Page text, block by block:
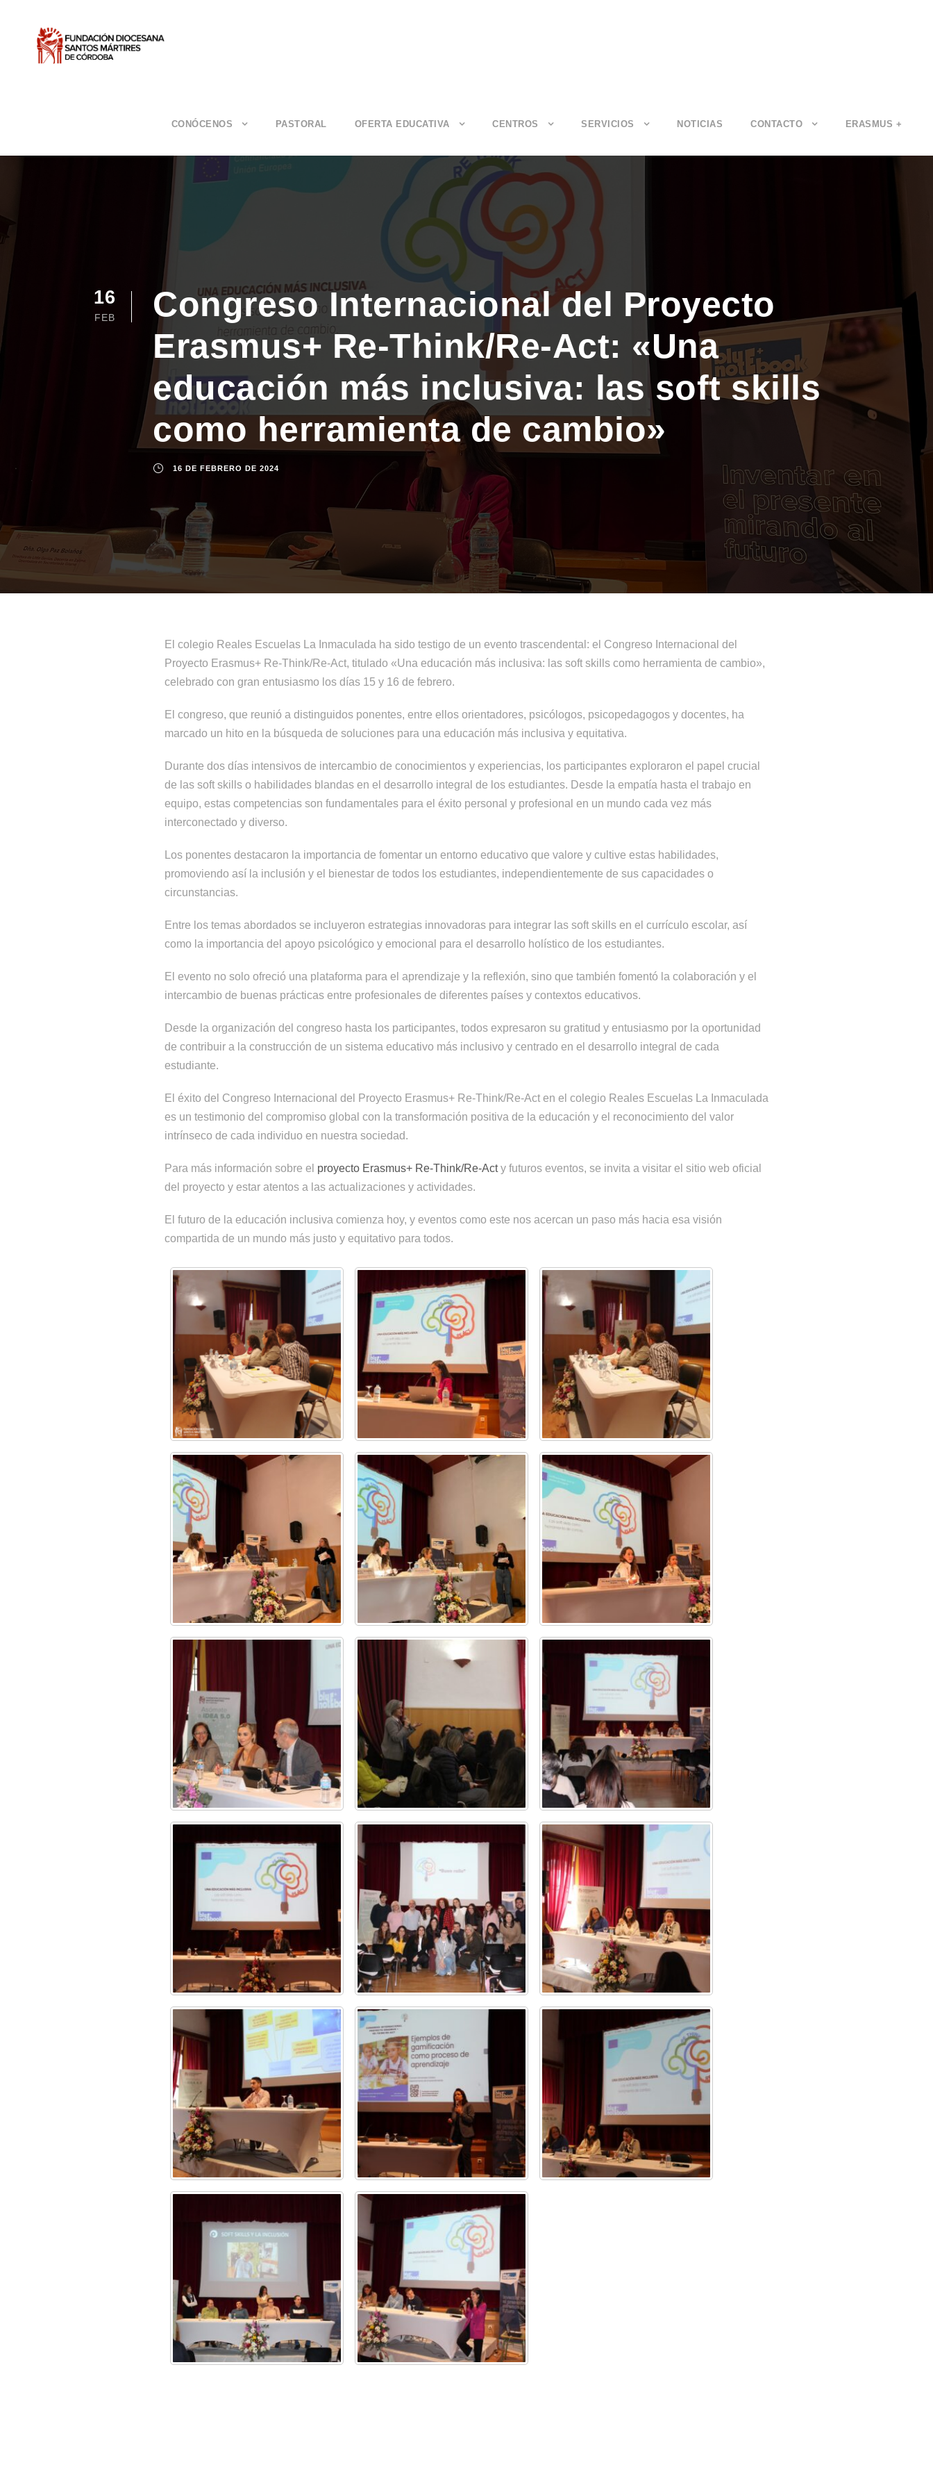
CONÓCENOS PASTORAL OFERTA EDUCATIVA CENTROS SERVICIOS NOTICIAS CONTACTO ERASMUS +
16
FEB
Congreso Internacional del Proyecto
Erasmus+ Re-Think/Re-Act: «Una
educación más inclusiva: las soft skills
como herramienta de cambio»
16 DE FEBRERO DE 2024
El colegio Reales Escuelas La Inmaculada ha sido testigo de un evento trascendental: el Congreso Internacional del
Proyecto Erasmus+ Re-Think/Re-Act, titulado «Una educación más inclusiva: las soft skills como herramienta de cambio»,
celebrado con gran entusiasmo los días 15 y 16 de febrero.
El congreso, que reunió a distinguidos ponentes, entre ellos orientadores, psicólogos, psicopedagogos y docentes, ha
marcado un hito en la búsqueda de soluciones para una educación más inclusiva y equitativa.
Durante dos días intensivos de intercambio de conocimientos y experiencias, los participantes exploraron el papel crucial
de las soft skills o habilidades blandas en el desarrollo integral de los estudiantes. Desde la empatía hasta el trabajo en
equipo, estas competencias son fundamentales para el éxito personal y profesional en un mundo cada vez más
interconectado y diverso.
Los ponentes destacaron la importancia de fomentar un entorno educativo que valore y cultive estas habilidades,
promoviendo así la inclusión y el bienestar de todos los estudiantes, independientemente de sus capacidades o
circunstancias.
Entre los temas abordados se incluyeron estrategias innovadoras para integrar las soft skills en el currículo escolar, así
como la importancia del apoyo psicológico y emocional para el desarrollo holístico de los estudiantes.
El evento no solo ofreció una plataforma para el aprendizaje y la reflexión, sino que también fomentó la colaboración y el
intercambio de buenas prácticas entre profesionales de diferentes países y contextos educativos.
Desde la organización del congreso hasta los participantes, todos expresaron su gratitud y entusiasmo por la oportunidad
de contribuir a la construcción de un sistema educativo más inclusivo y centrado en el desarrollo integral de cada
estudiante.
El éxito del Congreso Internacional del Proyecto Erasmus+ Re-Think/Re-Act en el colegio Reales Escuelas La Inmaculada
es un testimonio del compromiso global con la transformación positiva de la educación y el reconocimiento del valor
intrínseco de cada individuo en nuestra sociedad.
Para más información sobre el proyecto Erasmus+ Re-Think/Re-Acty futuros eventos, se invita a visitar el sitio web oficial
del proyecto y estar atentos a las actualizaciones y actividades.
El futuro de la educación inclusiva comienza hoy, y eventos como este nos acercan un paso más hacia esa visión
compartida de un mundo más justo y equitativo para todos.